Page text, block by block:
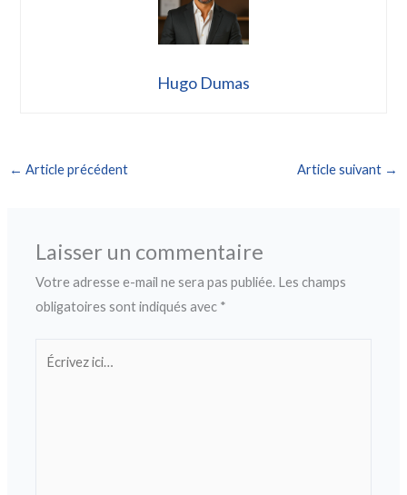
Hugo Dumas
← Article précédent Article suivant →
Laisser un commentaire
Votre adresse e-mail ne sera pas publiée. Les champs
obligatoires sont indiqués avec *